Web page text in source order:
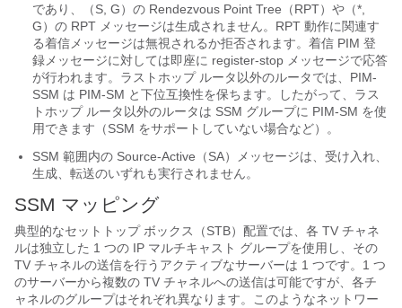
であり、（S, G）の Rendezvous Point Tree（RPT）や（*,
G）の RPT メッセージは生成されません。RPT 動作に関連す
る着信メッセージは無視されるか拒否されます。着信 PIM 登
録メッセージに対しては即座に register-stop メッセージで応答
が行われます。ラストホップ ルータ以外のルータでは、PIM-
SSM は PIM-SM と下位互換性を保ちます。したがって、ラス
トホップ ルータ以外のルータは SSM グループに PIM-SM を使
用できます（SSM をサポートしていない場合など）。
SSM 範囲内の Source-Active（SA）メッセージは、受け入れ、
生成、転送のいずれも実行されません。
SSM マッピング
典型的なセットトップ ボックス（STB）配置では、各 TV チャネ
ルは独立した 1 つの IP マルチキャスト グループを使用し、その
TV チャネルの送信を行うアクティブなサーバーは 1 つです。1 つ
のサーバーから複数の TV チャネルへの送信は可能ですが、各チ
ャネルのグループはそれぞれ異なります。このようなネットワー